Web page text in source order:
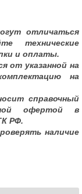
отличаться
технические
и оплаты.
от указанной на
на
справочный
офертой в
РФ.
наличие